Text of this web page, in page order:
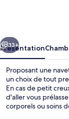
Suivant
33+
Présentation
Proposant une
un choix de tout
En cas de petit
d'aller vous
corporels ou soins